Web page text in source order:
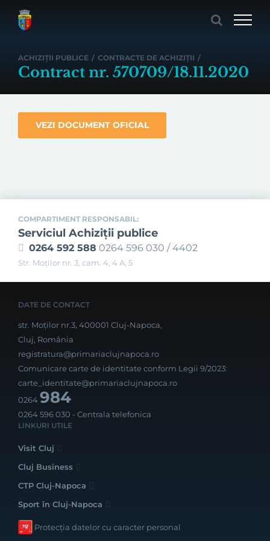
ACHIZIȚII PUBLICE / CONTRACTE DE ACHIZIȚII /
Contract nr. 570709/18.11.2020
VEZI DOCUMENT OFICIAL
COMPARTIMENT RESPONSABIL:
Serviciul Achiziţii publice
0264 592 588 0264 596 030 / 4402
Str. Moţilor nr. 3, cam. 4, 4 A, 5
DATE DE CONTACT
str. Moților nr.3, 400001 Cluj-Napoca,
Cluj, România
registratura@primariaclujnapoca.ro
Comunicare carte de identitate conform Legii 9/2023:
carte_identitate@primariaclujnapoca.ro
0264984
0264 596 030 - Centrala telefonica
LINKURI UTILE
Visit Cluj
Cluj Business
CTP Cluj-Napoca
Sport în Cluj-Napoca
Protecția datelor cu caracter personal